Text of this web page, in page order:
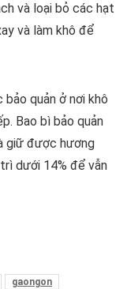
và loại bỏ các hạt
và làm khô để
bảo quản ở nơi khô
Bao bì bảo quản
giữ được hương
dưới 14% để vẫn
gaongon